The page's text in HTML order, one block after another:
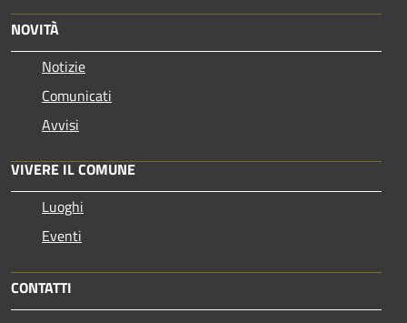
NOVITÀ
Notizie
Comunicati
Avvisi
VIVERE IL COMUNE
Luoghi
Eventi
CONTATTI